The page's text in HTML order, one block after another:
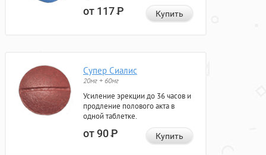
от 117Р Купить
Супер Сиалис
20мг + 60мг
Усиление эрекции до 36 часов и
продление полового акта в
одной таблетке.
от 90Р Купить